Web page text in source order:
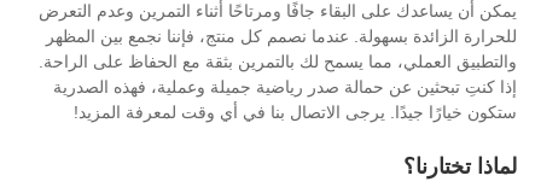
جافًا ومرتاحًا أثناء التمرين وعدم التعرض
عندما نصمم كل منتج، فإننا نجمع بين المظهر
يسمح لك بالتمرين بثقة مع الحفاظ على الراحة.
صدر رياضية جميلة وعملية، فهذه الصدرية
الاتصال بنا في أي وقت لمعرفة المزيد!